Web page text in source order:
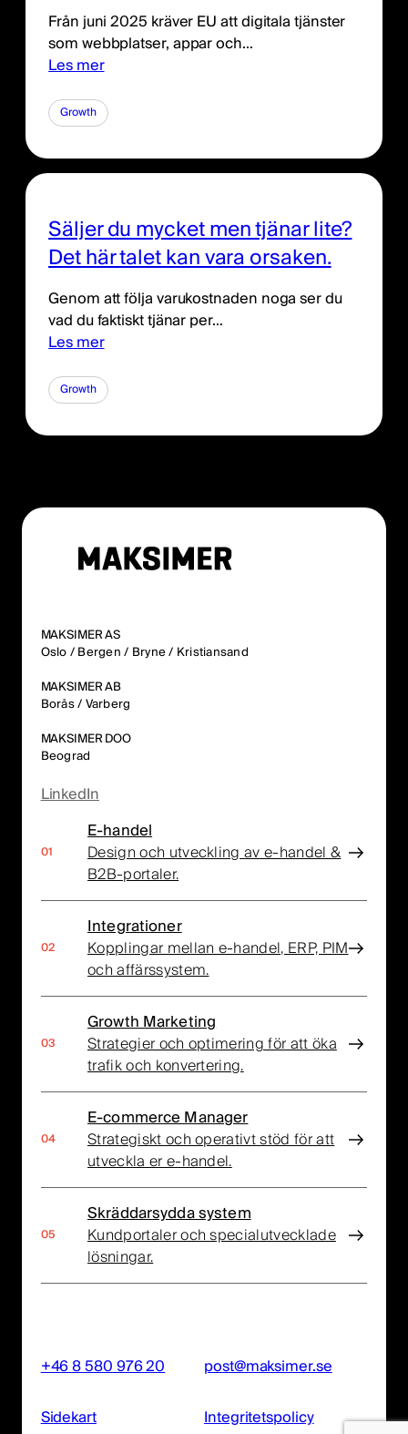
Från juni 2025 kräver EU att digitala tjänster
som webbplatser, appar och…
Les mer
Growth
Säljer du mycket men tjänar lite?
Det här talet kan vara orsaken.
Genom att följa varukostnaden noga ser du
vad du faktiskt tjänar per…
Les mer
Growth
MAKSIMER AS
Oslo / Bergen / Bryne / Kristiansand
MAKSIMER AB
Borås / Varberg
MAKSIMER DOO
Beograd
LinkedIn
E-handel
Design och utveckling av e-handel &
B2B-portaler.
Integrationer
Kopplingar mellan e-handel, ERP, PIM
och affärssystem.
Growth Marketing
Strategier och optimering för att öka
trafik och konvertering.
E-commerce Manager
Strategiskt och operativt stöd för att
utveckla er e-handel.
Skräddarsydda system
Kundportaler och specialutvecklade
lösningar.
+46 8 580 976 20 post@maksimer.se
Sidekart Integritetspolicy